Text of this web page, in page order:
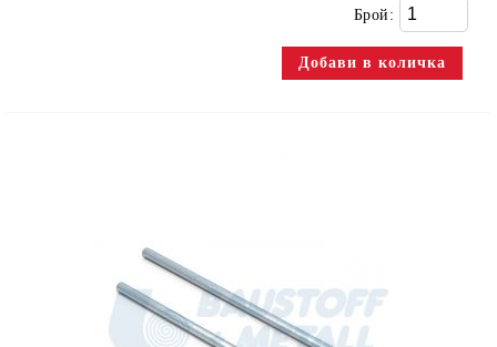
Брой: